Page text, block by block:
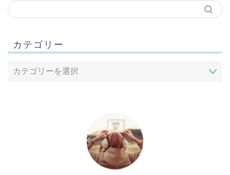
カテゴリー